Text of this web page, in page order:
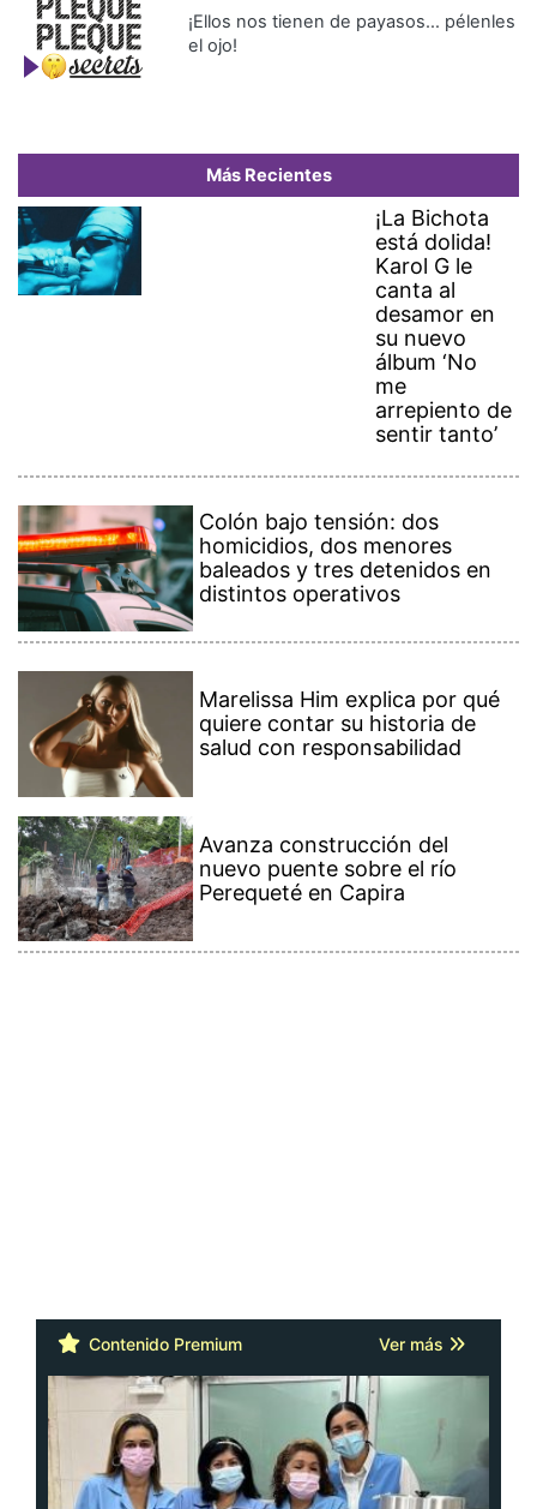
¡Ellos nos tienen de payasos… pélenles
el ojo!
Más Recientes
¡La Bichota
está dolida!
Karol G le
canta al
desamor en
su nuevo
álbum ‘No
me
arrepiento de
sentir tanto’
Colón bajo tensión: dos
homicidios, dos menores
baleados y tres detenidos en
distintos operativos
Marelissa Him explica por qué
quiere contar su historia de
salud con responsabilidad
Avanza construcción del
nuevo puente sobre el río
Perequeté en Capira
Contenido Premium Ver más